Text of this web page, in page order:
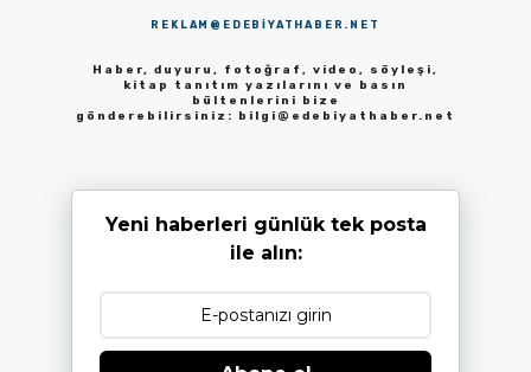
REKLAM@EDEBIYATHABER.NET
Haber, duyuru, fotoğraf, video, söyleşi,
kitap tanıtım yazılarını ve basın
bültenlerini bize
gönderebilirsiniz: bilgi@edebiyathaber.net
Yeni haberleri günlük tek posta
ile alın: